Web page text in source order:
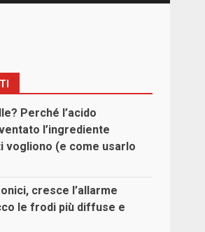
Perché l’acido
l’ingrediente
vogliono (e come usarlo
cresce l’allarme
le frodi più diffuse e